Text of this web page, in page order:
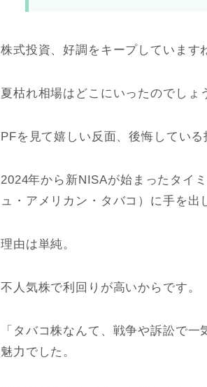
株式投資、好調をキープしています
夏枯れ相場はどこにいったのでしょ
PFを見て嬉しい反面、後悔している
2024年から新NISAが始まったタイ
ュ・アメリカン・タバコ）に手を出
理由は単純。
不人気株で利回りが高いからです。
「タバコ株なんて、戦争や訴訟で
魅力でした。